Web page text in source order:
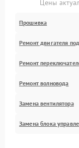
Цены
Прошивка
Ремонт двигателя
Ремонт
Ремонт волновода
Замена вентилятора
Замена блока